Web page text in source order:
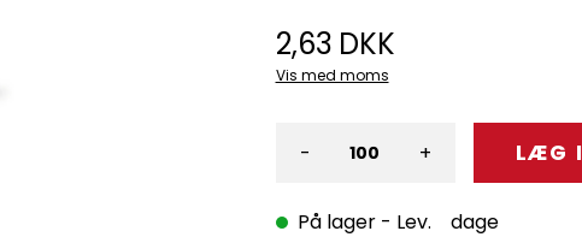
2,63 DKK
Vis med moms
- +
På lager - Lev. dage